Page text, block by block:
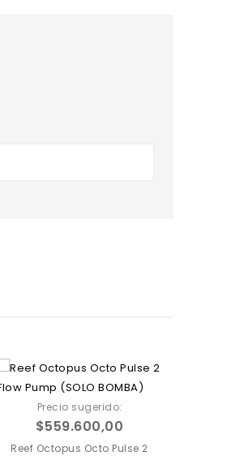
Precio sugerido:
$559.600,00
Reef Octopus Octo Pulse 2